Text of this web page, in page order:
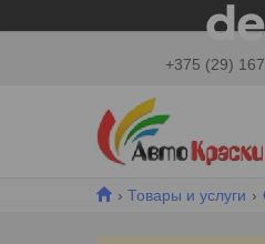
+375 (29)
Товары и услуги